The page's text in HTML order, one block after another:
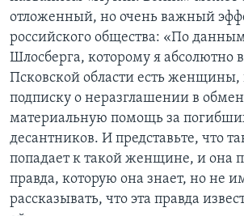
отложенный, но очень важный
российского общества: «По
Шлосберга, которому я абсолютно
Псковской области есть женщины,
подписку о неразглашении в
материальную помощь за
десантников. И представьте, что
попадает к такой женщине, и она
правда, которую она знает, но не
рассказывать, что эта правда